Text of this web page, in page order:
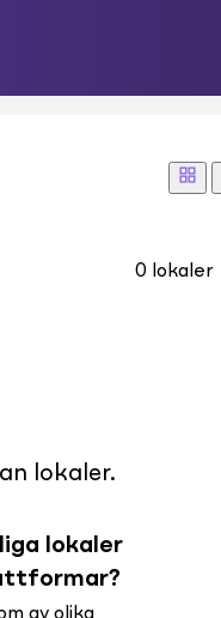
0 lokaler
lokaler.
lokaler